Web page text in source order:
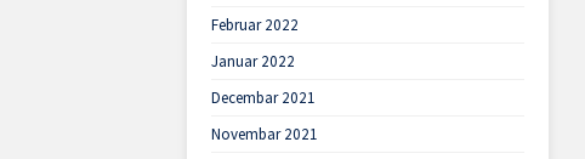
Februar 2022
Januar 2022
Decembar 2021
Novembar 2021